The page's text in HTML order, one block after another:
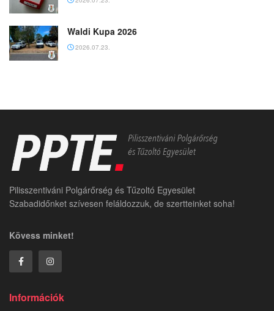
Waldi Kupa 2026
2026.07.23.
Pilisszentiváni Polgárőrség és Tűzoltó Egyesület
Szabadidőnket szívesen feláldozzuk, de szertteinket soha!
Kövess minket!
Információk